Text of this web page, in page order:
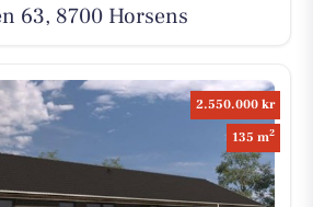
63, 8700 Horsens
2.550.000 kr
135 m2